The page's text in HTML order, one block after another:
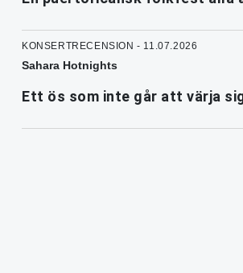
KONSERTRECENSION - 11.07.2026
Sahara Hotnights
Ett ös som inte går att värja